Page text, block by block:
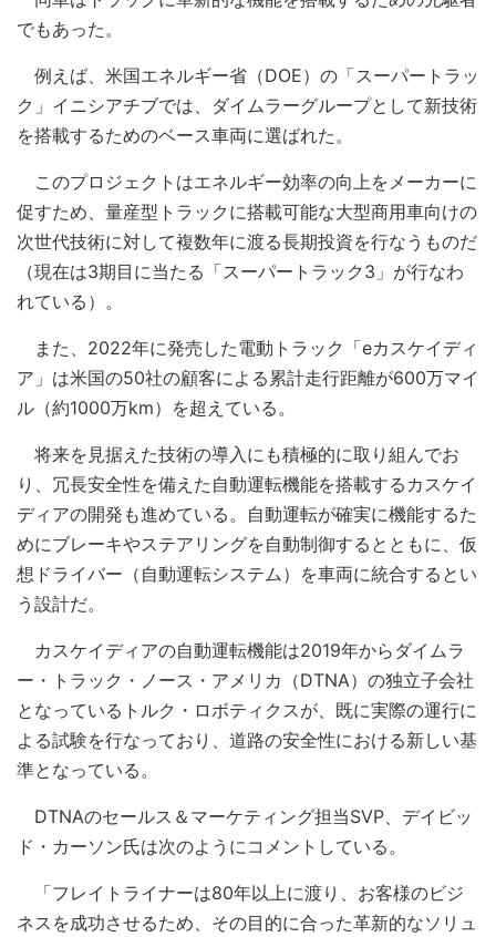
でもあった。
例えば、米国エネルギー省（DOE）の「スーパートラッ
ク」イニシアチブでは、ダイムラーグループとして新技術
を搭載するためのベース車両に選ばれた。
このプロジェクトはエネルギー効率の向上をメーカーに
促すため、量産型トラックに搭載可能な大型商用車向けの
次世代技術に対して複数年に渡る長期投資を行なうものだ
（現在は3期目に当たる「スーパートラック3」が行なわ
れている）。
また、2022年に発売した電動トラック「eカスケイディ
ア」は米国の50社の顧客による累計走行距離が600万マイ
ル（約1000万km）を超えている。
将来を見据えた技術の導入にも積極的に取り組んでお
り、冗長安全性を備えた自動運転機能を搭載するカスケイ
ディアの開発も進めている。自動運転が確実に機能するた
めにブレーキやステアリングを自動制御するとともに、仮
想ドライバー（自動運転システム）を車両に統合するとい
う設計だ。
カスケイディアの自動運転機能は2019年からダイムラ
ー・トラック・ノース・アメリカ（DTNA）の独立子会社
となっているトルク・ロボティクスが、既に実際の運行に
よる試験を行なっており、道路の安全性における新しい基
準となっている。
DTNAのセールス＆マーケティング担当SVP、デイビッ
ド・カーソン氏は次のようにコメントしている。
「フレイトライナーは80年以上に渡り、お客様のビジ
ネスを成功させるため、その目的に合った革新的なソリュ